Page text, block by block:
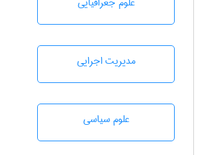
مديريت اجرايی
علوم سياسی